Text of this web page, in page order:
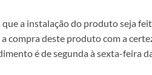
que a instalação do produto seja
compra deste produto com a
é de segunda à sexta-feira